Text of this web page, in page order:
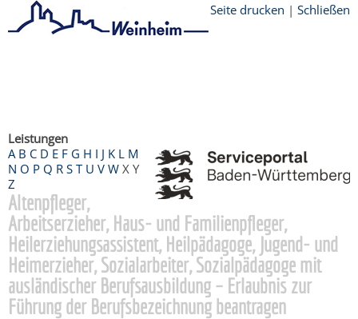
Seite drucken | Schließen
Leistungen
A B C D E F G H I J K L M
N O P Q R S T U V W X Y
Z
Altenpfleger,
Arbeitserzieher, Haus- und Familienpfleger,
Heilerziehungsassistent, Heilpädagoge, Jugend- und
Heimerzieher, Sozialarbeiter, Sozialpädagoge mit
ausländischer Berufsausbildung – Erlaubnis zur
Führung der Berufsbezeichnung beantragen